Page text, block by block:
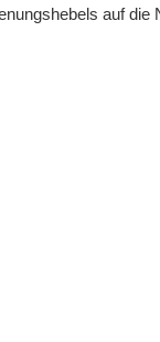
auf die